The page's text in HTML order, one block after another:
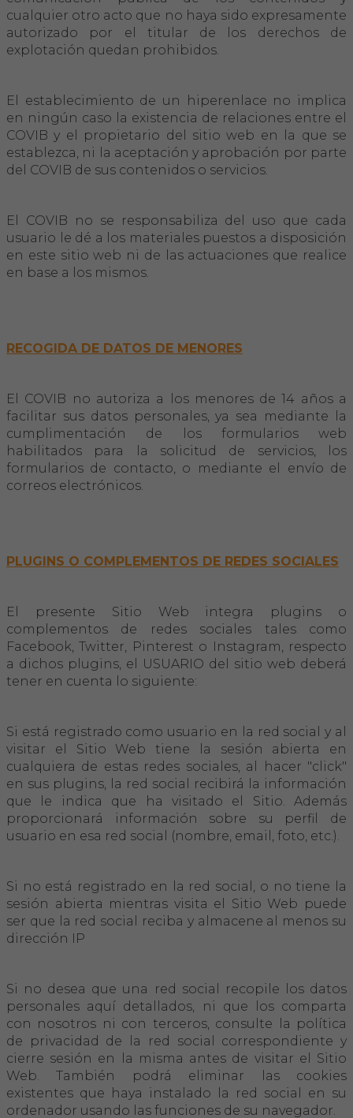
cualquier otro acto que no haya sido expresamente
autorizado por el titular de los derechos de
explotación quedan prohibidos.
El establecimiento de un hiperenlace no implica
en ningún caso la existencia de relaciones entre el
COVIB y el propietario del sitio web en la que se
establezca, ni la aceptación y aprobación por parte
del COVIB de sus contenidos o servicios.
El COVIB no se responsabiliza del uso que cada
usuario le dé a los materiales puestos a disposición
en este sitio web ni de las actuaciones que realice
en base a los mismos.
RECOGIDA DE DATOS DE MENORES
El COVIB no autoriza a los menores de 14 años a
facilitar sus datos personales, ya sea mediante la
cumplimentación de los formularios web
habilitados para la solicitud de servicios, los
formularios de contacto, o mediante el envío de
correos electrónicos.
PLUGINS O COMPLEMENTOS DE REDES SOCIALES
El presente Sitio Web integra plugins o
complementos de redes sociales tales como
Facebook, Twitter, Pinterest o Instagram, respecto
a dichos plugins, el USUARIO del sitio web deberá
tener en cuenta lo siguiente:
Si está registrado como usuario en la red social y al
visitar el Sitio Web tiene la sesión abierta en
cualquiera de estas redes sociales, al hacer "click"
en sus plugins, la red social recibirá la información
que le indica que ha visitado el Sitio. Además
proporcionará información sobre su perfil de
usuario en esa red social (nombre, email, foto, etc.).
Si no está registrado en la red social, o no tiene la
sesión abierta mientras visita el Sitio Web puede
ser que la red social reciba y almacene al menos su
dirección IP
Si no desea que una red social recopile los datos
personales aquí detallados, ni que los comparta
con nosotros ni con terceros, consulte la política
de privacidad de la red social correspondiente y
cierre sesión en la misma antes de visitar el Sitio
Web. También podrá eliminar las cookies
existentes que haya instalado la red social en su
ordenador usando las funciones de su navegador.